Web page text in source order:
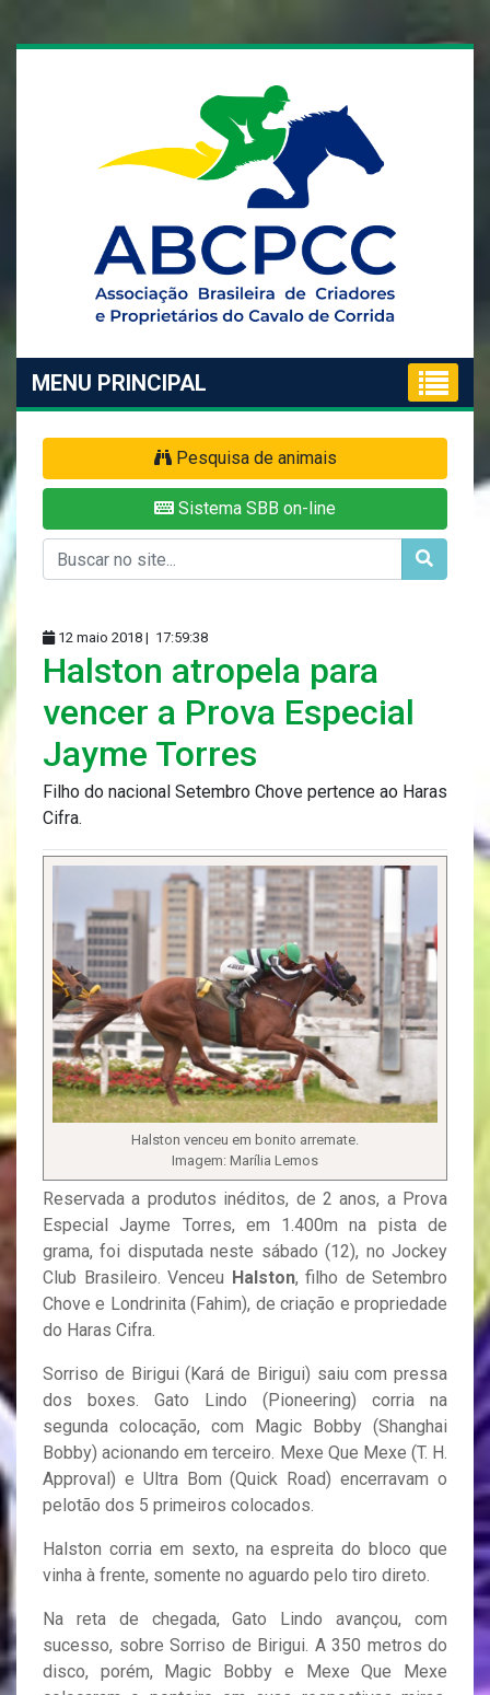
MENU PRINCIPAL
Pesquisa de animais
Sistema SBB on-line
12 maio 2018 | 17:59:38
Halston atropela para
vencer a Prova Especial
Jayme Torres
Filho do nacional Setembro Chove pertence ao Haras
Cifra.
Halston venceu em bonito arremate.
Imagem: Marília Lemos
Reservada a produtos inéditos, de 2 anos, a Prova
Especial Jayme Torres, em 1.400m na pista de
grama, foi disputada neste sábado (12), no Jockey
Club Brasileiro. Venceu Halston, filho de Setembro
Chove e Londrinita (Fahim), de criação e propriedade
do Haras Cifra.
Sorriso de Birigui (Kará de Birigui) saiu com pressa
dos boxes. Gato Lindo (Pioneering) corria na
segunda colocação, com Magic Bobby (Shanghai
Bobby) acionando em terceiro. Mexe Que Mexe (T. H.
Approval) e Ultra Bom (Quick Road) encerravam o
pelotão dos 5 primeiros colocados.
Halston corria em sexto, na espreita do bloco que
vinha à frente, somente no aguardo pelo tiro direto.
Na reta de chegada, Gato Lindo avançou, com
sucesso, sobre Sorriso de Birigui. A 350 metros do
disco, porém, Magic Bobby e Mexe Que Mexe